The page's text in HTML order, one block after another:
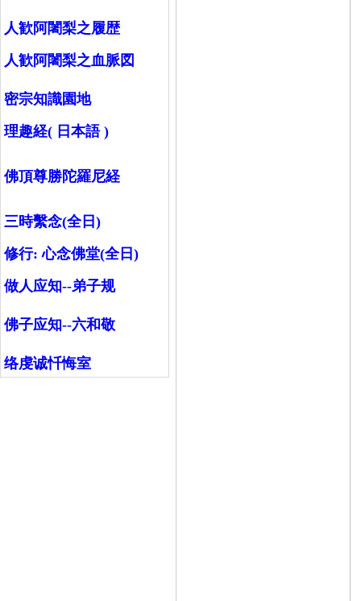
人歓阿闍梨之履歴
人歓阿闍梨之血脈図
密宗知識園地
理趣経( 日本語 )
佛頂尊勝陀羅尼経
三時繫念(全日)
修行:心念佛堂(全日)
做人应知--弟子规
佛子应知--六和敬
络虔诚忏悔室